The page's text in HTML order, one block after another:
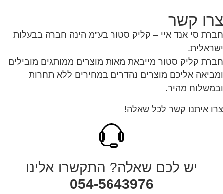
קשר
סי אנד איי – קליק סטור בע”מ הינה חברה בבעלות
קליק סטור מייבאת מאות מוצרים ממותגים מובילים
אליכם מוצרים נהדרים במחירים ללא תחרות
מהיר.
איתנו קשר לכל שאלה!
יש לכם שאלה? התקשרו אלינו
054-5643976